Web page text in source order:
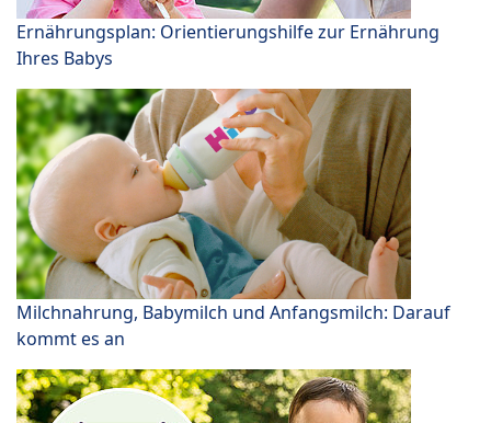
Ernährungsplan: Orientierungshilfe zur Ernährung
Ihres Babys
Milchnahrung, Babymilch und Anfangsmilch: Darauf
kommt es an